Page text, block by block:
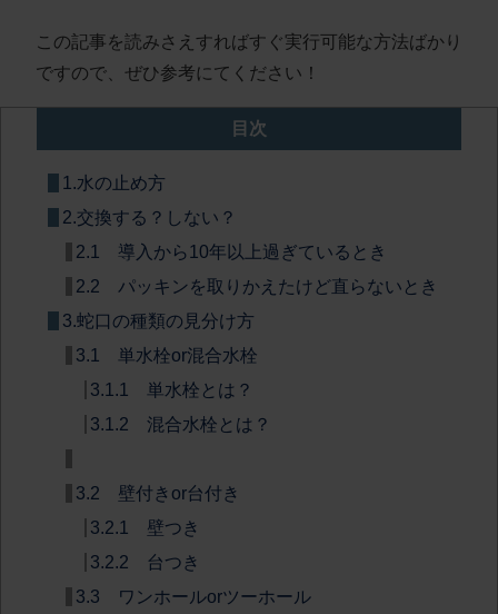
この記事を読みさえすればすぐ実行可能な方法ばかり
ですので、ぜひ参考にてください！
目次
1.水の止め方
2.交換する？しない？
2.1 導入から10年以上過ぎているとき
2.2 パッキンを取りかえたけど直らないとき
3.蛇口の種類の見分け方
3.1 単水栓or混合水栓
3.1.1 単水栓とは？
3.1.2 混合水栓とは？
3.2 壁付きor台付き
3.2.1 壁つき
3.2.2 台つき
3.3 ワンホールorツーホール